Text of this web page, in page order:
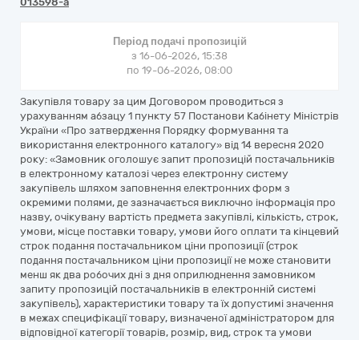
Період подачі пропозицій
з 16-06-2026, 15:38
по 19-06-2026, 08:00
Закупівля товару за цим Договором проводиться з
урахуванням абзацу 1 пункту 57 Постанови Кабінету Міністрів
України «Про затвердження Порядку формування та
використання електронного каталогу» від 14 вересня 2020
року: «Замовник оголошує запит пропозицій постачальників
в електронному каталозі через електронну систему
закупівель шляхом заповнення електронних форм з
окремими полями, де зазначається виключно інформація про
назву, очікувану вартість предмета закупівлі, кількість, строк,
умови, місце поставки товару, умови його оплати та кінцевий
строк подання постачальником ціни пропозиції (строк
подання постачальником ціни пропозиції не може становити
менш як два робочих дні з дня оприлюднення замовником
запиту пропозицій постачальників в електронній системі
закупівель), характеристики товару та їх допустимі значення
в межах специфікації товару, визначеної адміністратором для
відповідної категорії товарів, розмір, вид, строк та умови